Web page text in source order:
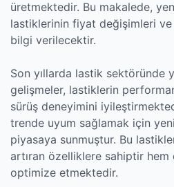
üretmektedir. Bu makalede,
lastiklerinin fiyat değişimleri ve
bilgi verilecektir.
Son yıllarda lastik sektöründe
gelişmeler, lastiklerin
sürüş deneyimini
trende uyum sağlamak için
piyasaya sunmuştur. Bu
artıran özelliklere sahiptir hem
optimize etmektedir.